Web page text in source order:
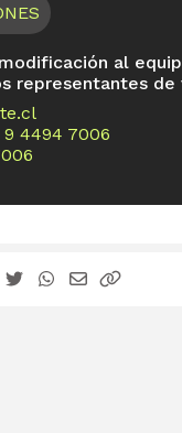
al
representantes de
9 4494 7006